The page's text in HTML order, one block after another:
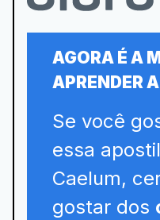
AGORA É A
APRENDER
Se você
essa
Caelum,
gostar dos